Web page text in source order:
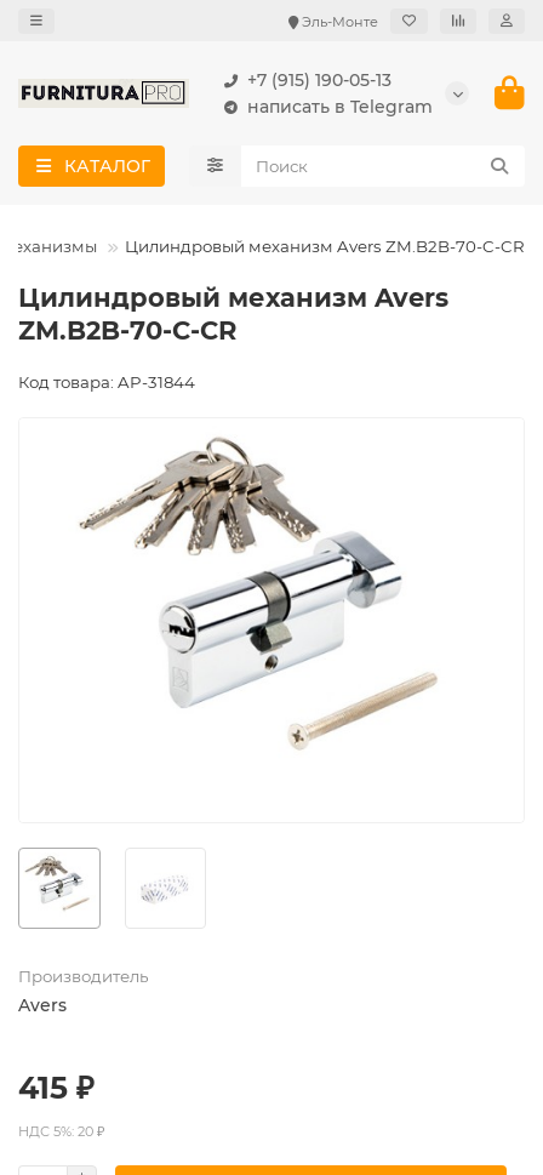
Эль-Монте
+7 (915) 190-05-13
написать в Telegram
КАТАЛОГ
Цилиндровый механизм Avers ZM.B2B-70-C-CR
Цилиндровый механизм Avers
ZM.B2B-70-C-CR
Код товара: AP-31844
Производитель
Avers
415 ₽
НДС 5%: 20 ₽